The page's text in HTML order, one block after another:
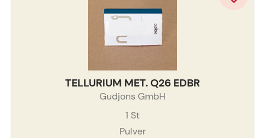
TELLURIUM MET. Q26 EDBR
Gudjons GmbH
1 St
Pulver